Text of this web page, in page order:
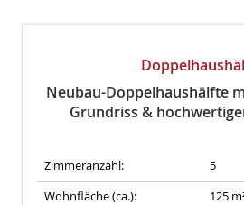
Neubau-Doppelhaushälfte
Grundriss &
Zimmeranzahl:
5
Wohnfläche (ca.):
125